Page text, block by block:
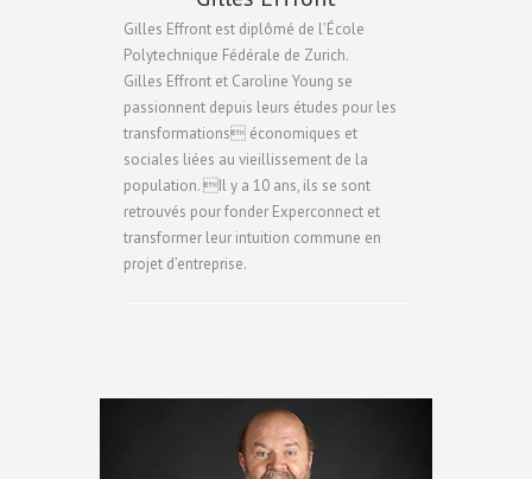
Gilles Effront est diplômé de l’École
Polytechnique Fédérale de Zurich.
Gilles Effront et Caroline Young se
passionnent depuis leurs études pour les
transformations économiques et
sociales liées au vieillissement de la
population. Il y a 10 ans, ils se sont
retrouvés pour fonder Experconnect et
transformer leur intuition commune en
projet d’entreprise.